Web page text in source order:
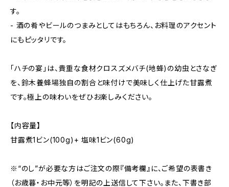
す。
- 酒の肴やビールのつまみとしてはもちろん、お料理のアクセント
にもピッタリです。
「ハチの宴」は、貴重な食材クロスズメバチ(地蜂)の幼虫とさなぎ
を、鈴木養蜂場独自の割合と味付けで美味しく仕上げた甘露煮
です。極上の味わいをぜひお楽しみください。
【内容量】
甘露煮1ビン(100g)+ 塩味1ビン(60g)
※“のし”が必要な方はご注文の際『備考欄』に、ご希望の表書き
（お歳暮・お中元等）を明記の上送信して下さい。また、下書き部